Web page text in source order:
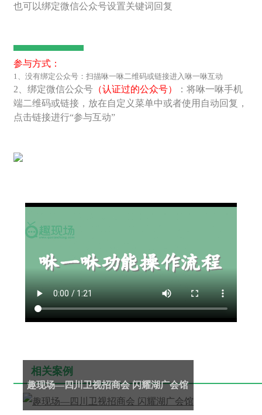
也可以绑定微信公众号设置关键词回复
参与方式：
1、没有绑定公众号：扫描咻一咻二维码或链接进入咻一咻互动
2、绑定微信公众号 （认证过的公众号）
：将咻一咻手机
端二维码或链接，放在自定义菜单中或者使用自动回复，
点击链接进行“参与互动”
相关案例
趣现场—四川卫视招商会 闪耀湖广会馆